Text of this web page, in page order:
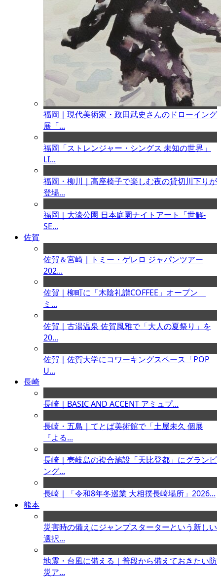
福岡｜現代美術家・政田武史さんのドローイング
展「...
福岡「ストレンジャー・シングス 未知の世界」
LI...
福岡・柳川｜高座椅子で楽しむ夜の貸切川下りが
登場...
福岡｜大濠公園 日本庭園ナイトアート「世解-
SE...
佐賀
佐賀＆宮崎｜トミー・ゲレロ ジャパンツアー
202...
佐賀｜柳町に「木陰礼讃COFFEE」オープン
ミ...
佐賀｜古湯温泉 佐賀風雅で「大人の夏祭り」を
20...
佐賀｜佐賀大学にコワーキングスペース「POP
U...
長崎
長崎｜BASIC AND ACCENT アミュプ...
長崎・五島｜てとば美術館で「土屋未久 個展
『よる...
長崎｜壱岐島の複合施設「天比登都」にグランピ
ング...
長崎｜「令和8年冬巡業 大相撲長崎場所」2026...
熊本
災害時の備えにジャンプスターターという新しい
選択...
地震・台風に備える｜普段から備えておきたい防
災ア...